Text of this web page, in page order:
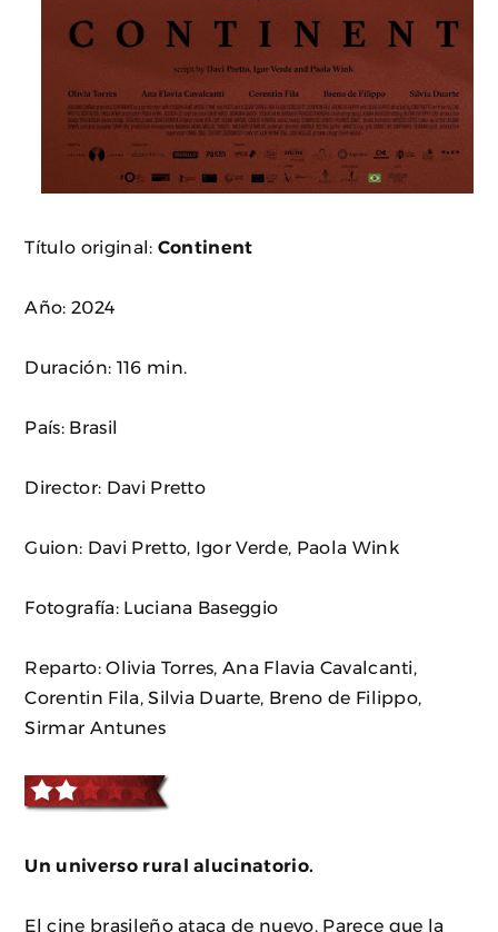
Título original: Continent
Año: 2024
Duración: 116 min.
País: Brasil
Director: Davi Pretto
Guion: Davi Pretto, Igor Verde, Paola Wink
Fotografía: Luciana Baseggio
Reparto: Olivia Torres, Ana Flavia Cavalcanti,
Corentin Fila, Silvia Duarte, Breno de Filippo,
Sirmar Antunes
Un universo rural alucinatorio.
El cine brasileño ataca de nuevo. Parece que la